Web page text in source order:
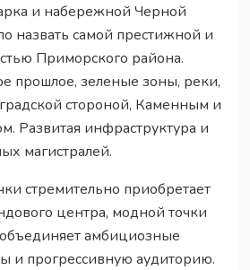
и набережной Черной
назвать самой престижной и
Приморского района.
прошлое, зеленые зоны, реки,
стороной, Каменным и
Развитая инфраструктура и
магистралей.
стремительно приобретает
центра, модной точки
объединяет амбициозные
и прогрессивную аудиторию.